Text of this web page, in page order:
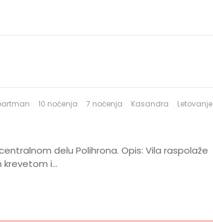
10 noćenja 7 noćenja Kasandra Letovanje
delu Polihrona. Opis: Vila raspolaže
i…